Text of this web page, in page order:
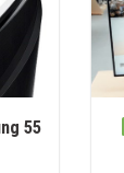
55